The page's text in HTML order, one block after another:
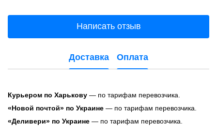
Написать отзыв
Доставка Оплата
Курьером по Харькову — по тарифам перевозчика.
«Новой почтой» по Украине — по тарифам перевозчика.
«Деливери» по Украине — по тарифам перевозчика.